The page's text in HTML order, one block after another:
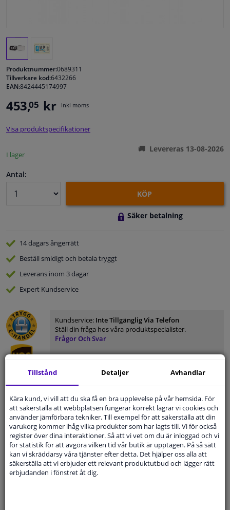
Interiör & bilklädsel
Bilvård & Tillbehör
Verkstad & Verktyg
Husbil, motorcykel, cykel & båt
Sensorer & Elsystem
Produktnummer:0689311
Tillverkare kod:6432266
EAN:8424445174997
453,05 kr Inkl moms
Visa produktspecifikationer
I lager
Levereras 13-08-2026
Antal:
KÖP
Säker betalning
14 dagarsångerrätt
Beställ smidigt och betala tryggt
Leverans inom 3 dagar
Expert Kundservice
Kundservice: Inte Tillgänglig Via Telefon
Ställ din fråga hos våra produktspecialister.
Frågor Och Svar
Modellmatchande garanti, Hitta rätt bildelar.
Fyll i ditt registreringsnummerellerVälj din bil.
SÖK
Specifikationer
Tillstånd Detaljer Avhandlar
Kära kund, vi vill att du ska få en bra upplevelse på vår hemsida. För
att säkerställa att webbplatsen fungerar korrekt lagrar vi cookies och
använder jämförbara tekniker. Till exempel för att säkerställa att din
varukorg kommer ihåg vilka produkter som har lagts till. Vi för också
register över dina interaktioner. Så att vi vet om du är inloggad och vi
för statistik för att avgöra vilken tid vår butik är upptagen. På så sätt
kan vi skräddarsy våra tjänster efter detta. Det hjälper oss alla att
säkerställa att vi erbjuder ett relevant produktutbud och lägger rätt
erbjudanden i fönstret åt dig.